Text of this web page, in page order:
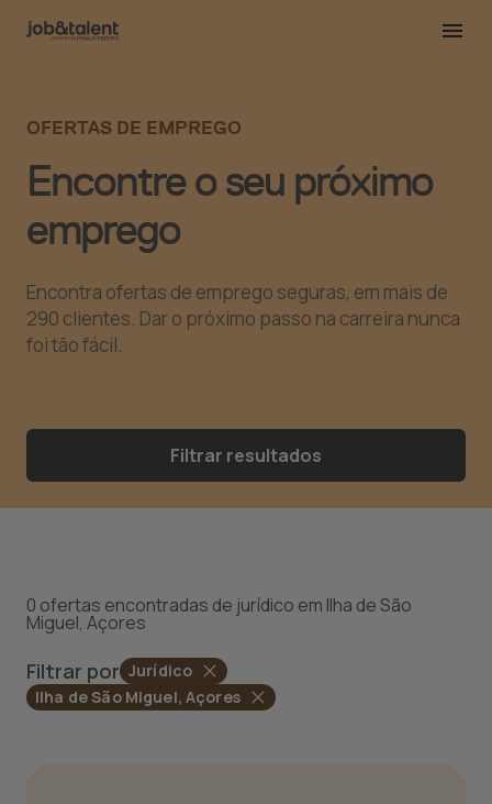
Encontre o seu próximo
emprego
OFERTAS DE EMPREGO
Encontra ofertas de emprego seguras, em mais de
290 clientes. Dar o próximo passo na carreira nunca
foi tão fácil.
Filtrar resultados
0 ofertas encontradas de jurídico em Ilha de São
Miguel, Açores
Filtrar por Jurídico
Ilha de São Miguel, Açores